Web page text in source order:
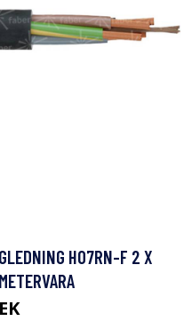
H07RN-F 2 X